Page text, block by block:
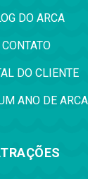
DO ARCA
CONTATO
DO CLIENTE
ANO DE